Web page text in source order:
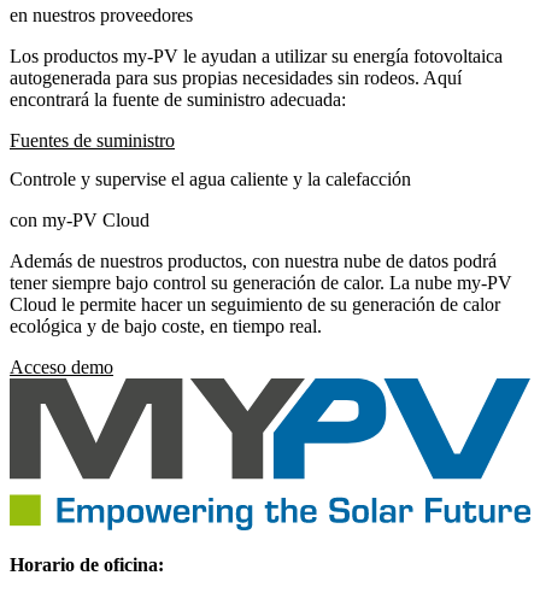
en nuestros proveedores
Los productos my-PV le ayudan a utilizar su energía fotovoltaica
autogenerada para sus propias necesidades sin rodeos. Aquí
encontrará la fuente de suministro adecuada:
Fuentes de suministro
Controle y supervise el agua caliente y la calefacción
con my-PV Cloud
Además de nuestros productos, con nuestra nube de datos podrá
tener siempre bajo control su generación de calor. La nube my-PV
Cloud le permite hacer un seguimiento de su generación de calor
ecológica y de bajo coste, en tiempo real.
Acceso demo
Horario de oficina: